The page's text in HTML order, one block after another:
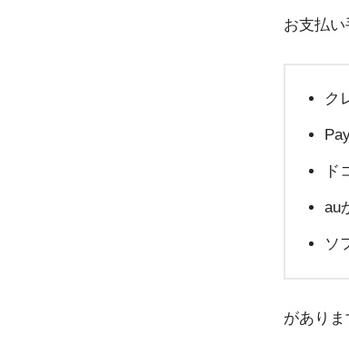
お支払い
ク
ド
au
ソ
がありま